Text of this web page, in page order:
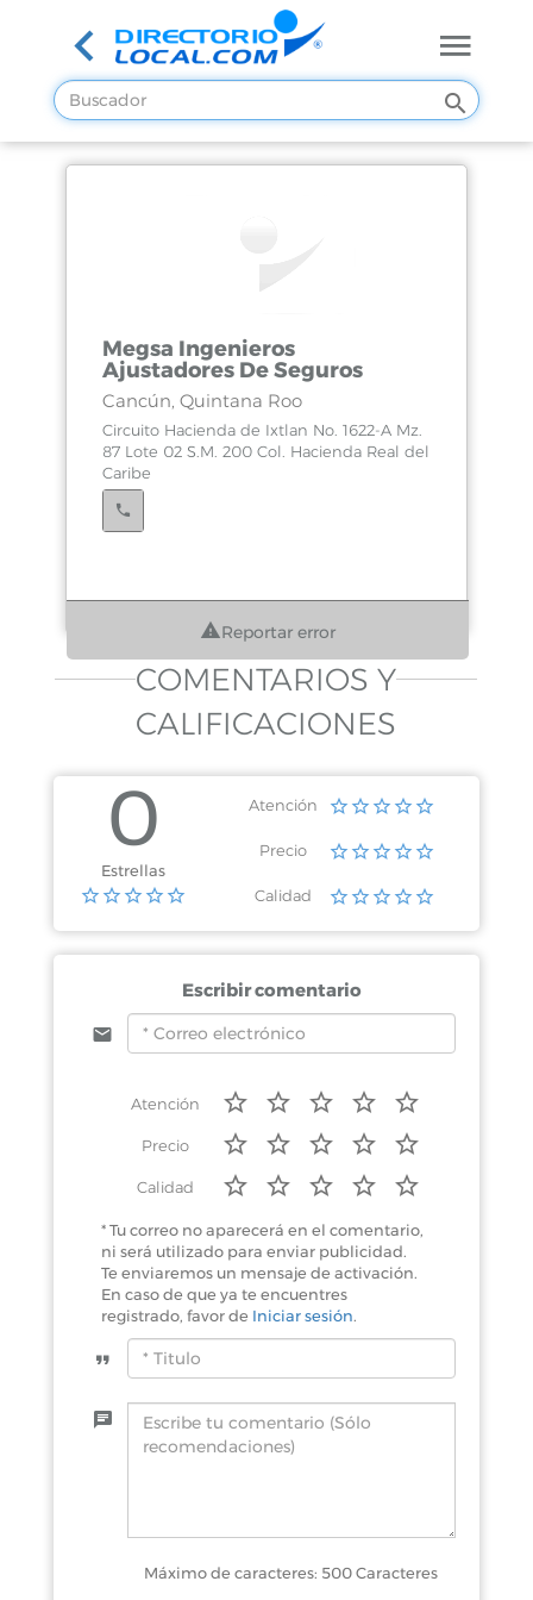
Megsa Ingenieros
Ajustadores De Seguros
Cancún, Quintana Roo
Circuito Hacienda de Ixtlan No. 1622-A Mz.
87 Lote 02 S.M. 200 Col. Hacienda Real del
Caribe
Reportar error
COMENTARIOS Y
CALIFICACIONES
0
Estrellas
Atención
Precio
Calidad
Escribir comentario
Atención
Precio
Calidad
* Tu correo no aparecerá en el comentario,
ni será utilizado para enviar publicidad.
Te enviaremos un mensaje de activación.
En caso de que ya te encuentres
registrado, favor de Iniciar sesión.
Máximo de caracteres: 500 Caracteres